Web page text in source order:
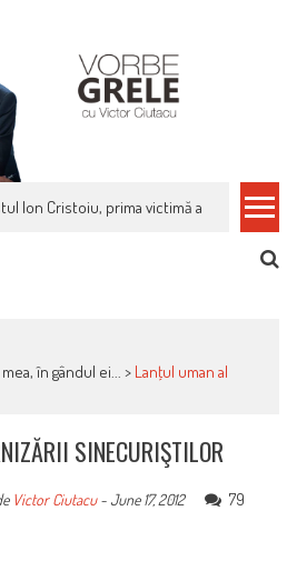
schimbi, rapid, gratuit și eficient,
în gândul ei... > Lanţul uman al
SINECURIŞTILOR
Victor Ciutacu-June 17, 2012
79